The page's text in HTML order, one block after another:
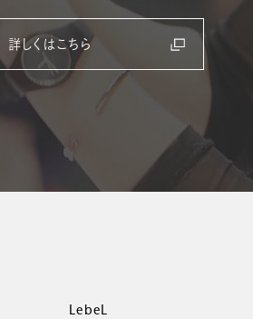
詳しくはこちら
LebeL